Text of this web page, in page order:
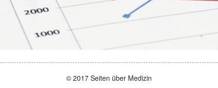
© 2017 Seiten über Medizin